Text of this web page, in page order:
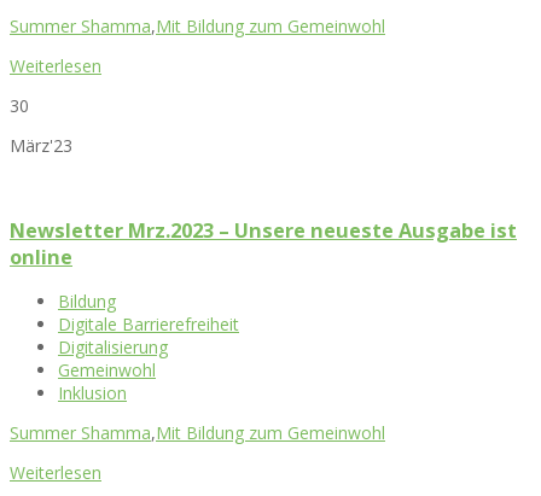
Summer Shamma,Mit Bildung zum Gemeinwohl
Weiterlesen
30
März'23
Newsletter Mrz.2023 – Unsere neueste Ausgabe ist
online
Bildung
Digitale Barrierefreiheit
Digitalisierung
Gemeinwohl
Inklusion
Summer Shamma,Mit Bildung zum Gemeinwohl
Weiterlesen